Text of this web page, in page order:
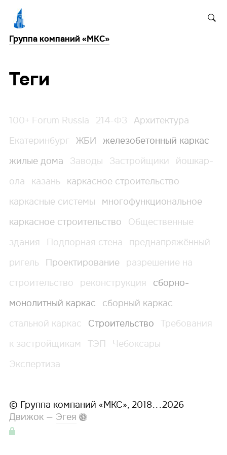
Группа компаний «МКС»
Теги
100+ Forum Russia 214-ФЗ Архитектура
Екатеринбург ЖБИ железобетонный каркас
жилые дома
Заводы Застройщики
йошкар-
ола
казань
каркасное строительство
каркасные системы
многофункциональное
каркасное строительство
Общественные
здания
Подпорная стена
преднапряжённый
ригель
Проектирование разрешение на
строительство
реконструкция
сборно-
монолитный каркас
сборный каркас
стальной каркас
Строительство Требования
к застройщикам
ТЭП
Чебоксары
Экспертиза
© Группа компаний «МКС», 2018...2026
Движок — Эгея